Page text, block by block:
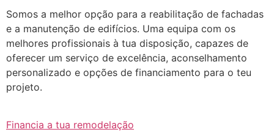
Somos a melhor opção para a reabilitação de fachadas
e a manutenção de edifícios. Uma equipa com os
melhores profissionais à tua disposição, capazes de
oferecer um serviço de excelência, aconselhamento
personalizado e opções de financiamento para o teu
projeto.
Financia a tua remodelação